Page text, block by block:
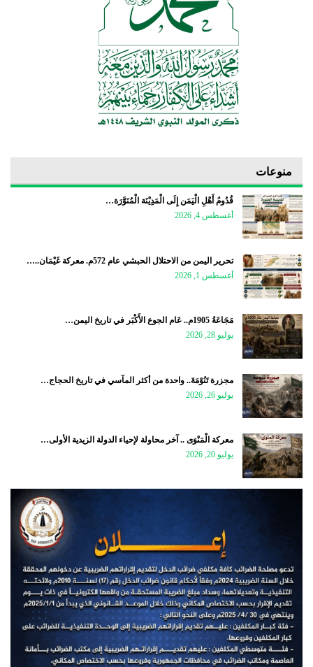
منوعات
قُدُومُ أَهْلِ الْيَمَن إِلَى الْمَدِيْنَة الْمُنَوَّرَة…
أغسطس 4, 2026
تحرير اليمن من الاحتلال الحبشي عام 572م. معركة غَيْمَان..…
أغسطس 1, 2026
مَجَاعَةُ 1905م.. عَام الجوع الأَكْبَر في تاريخ اليمن…
يوليو 28, 2026
مجزرة تَنُوْمَةَ.. واحدة من أكثر المآسي في تاريخ الحجاج…
يوليو 26, 2026
معركة الْمَنْوَى .. آخر محاولة لإحياء الدولة الزيدية الأولى…
يوليو 20, 2026